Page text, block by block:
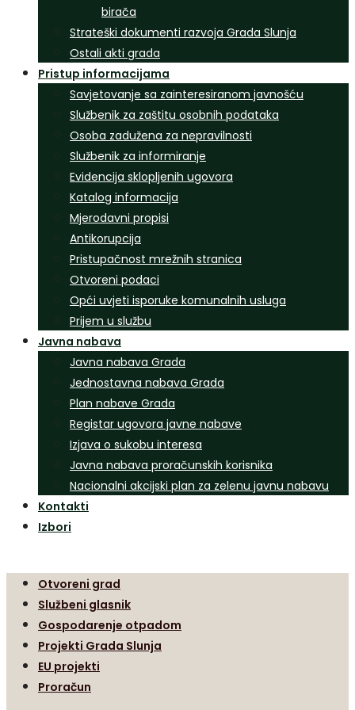
birača
Strateški dokumenti razvoja Grada Slunja
Ostali akti grada
Pristup informacijama
Savjetovanje sa zainteresiranom javnošću
Službenik za zaštitu osobnih podataka
Osoba zadužena za nepravilnosti
Službenik za informiranje
Evidencija sklopljenih ugovora
Katalog informacija
Mjerodavni propisi
Antikorupcija
Pristupačnost mrežnih stranica
Otvoreni podaci
Opći uvjeti isporuke komunalnih usluga
Prijem u službu
Javna nabava
Javna nabava Grada
Jednostavna nabava Grada
Plan nabave Grada
Registar ugovora javne nabave
Izjava o sukobu interesa
Javna nabava proračunskih korisnika
Nacionalni akcijski plan za zelenu javnu nabavu
Kontakti
Izbori
Otvoreni grad
Službeni glasnik
Gospodarenje otpadom
Projekti Grada Slunja
EU projekti
Proračun